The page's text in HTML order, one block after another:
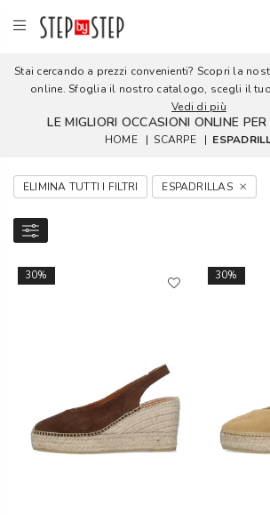
Stai cercando a prezzi convenienti? Scopri la
online. Sfoglia il nostro catalogo, scegli il
Vedi di più
LE MIGLIORI OCCASIONI ONLINE
HOME | SCARPE |
ELIMINA TUTTI I FILTRI ESPADRILLAS
30% 30%